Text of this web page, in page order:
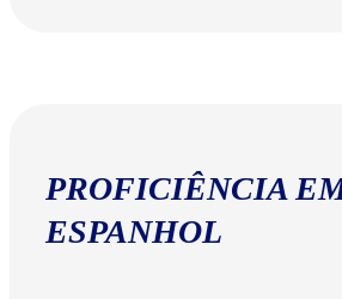
PROFICIÊNCIA
ESPANHOL